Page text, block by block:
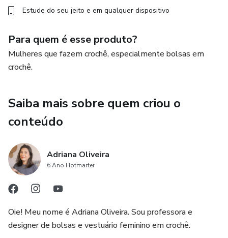
revelada a você. Prepare o coração, hein!
Atenção: AS VAGAS SÃO SUPER LIMITADAS e ficarão
abertas somente até se esgotarem. Da última vez, isso
aconteceu em poucos dias, por isso, se eu fosse você, não
da Mega Artesanal 2024, corra e aproveite!
Estude do seu jeito e em qualquer dispositivo
Para quem é esse produto?
Mulheres que fazem crochê, especialmente bolsas em
crochê.
Saiba mais sobre quem criou o
conteúdo
Adriana Oliveira
6 Ano Hotmarter
Oie! Meu nome é Adriana Oliveira. Sou professora e
designer de bolsas e vestuário feminino em crochê.